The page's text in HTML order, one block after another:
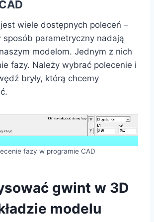
wiele dostępnych poleceń –
sposób parametryczny nadają
modelom. Jednym z nich
fazy. Należy wybrać polecenie i
bryły, którą chcemy
fazy w programie CAD
gwint w 3D
modelu